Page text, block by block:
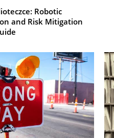
Robotic
and Risk Mitigation